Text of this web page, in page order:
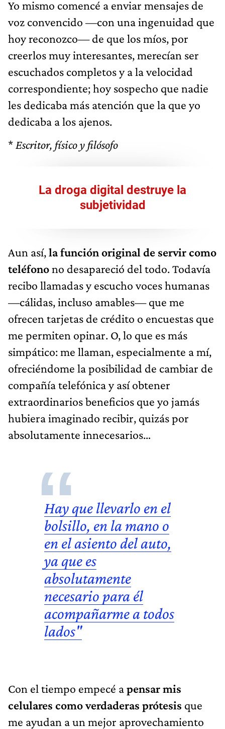
Yo mismo comencé a enviar mensajes de
voz convencido —con una ingenuidad que
hoy reconozco— de que los míos, por
creerlos muy interesantes, merecían ser
escuchados completos y a la velocidad
correspondiente; hoy sospecho que nadie
les dedicaba más atención que la que yo
dedicaba a los ajenos.
* Escritor, físico y filósofo
La droga digital destruye la
subjetividad
Aun así,la función original de servir como
teléfonono desapareció del todo. Todavía
recibo llamadas y escucho voces humanas
—cálidas, incluso amables— que me
ofrecen tarjetas de crédito o encuestas que
me permiten opinar. O, lo que es más
simpático: me llaman, especialmente a mí,
ofreciéndome la posibilidad de cambiar de
compañía telefónica y así obtener
extraordinarios beneficios que yo jamás
hubiera imaginado recibir, quizás por
absolutamente innecesarios…
Hay que llevarlo en el
bolsillo, en la mano o
en el asiento del auto,
ya que es
absolutamente
necesario para él
acompañarme a todos
lados"
Con el tiempo empecé apensar mis
celulares como verdaderas prótesis que
me ayudan a un mejor aprovechamiento